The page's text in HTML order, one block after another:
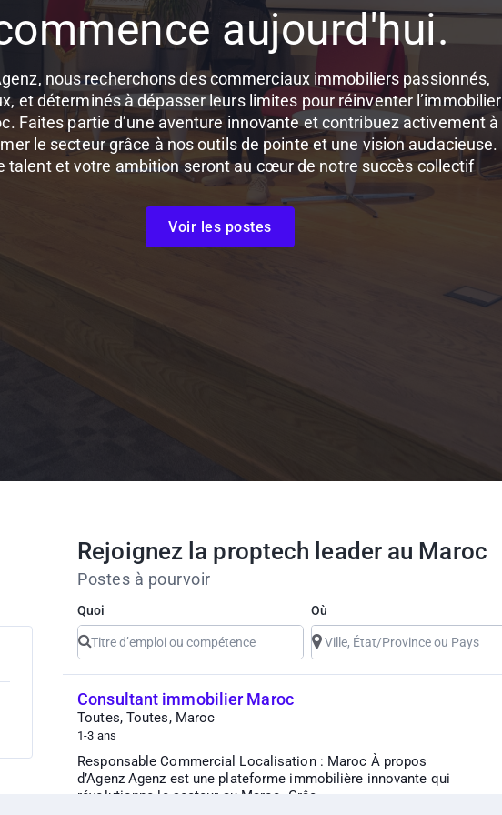
aujourd'hui.
nous recherchons des commerciaux immobiliers passionnés,
et déterminés à dépasser leurs limites pour réinventer l’immobilier
Faites partie d’une aventure innovante et contribuez activement à
le secteur grâce à nos outils de pointe et une vision audacieuse.
talent et votre ambition seront au cœur de notre succès collectif
Voir les postes
Rejoignez la proptech leader au Maroc
Postes à pourvoir
Quoi
Où
Consultant immobilier Maroc
Toutes, Toutes, Maroc
1-3 ans
Responsable Commercial Localisation : Maroc À propos
d’Agenz Agenz est une plateforme immobilière innovante qui
révolutionne le secteur au Maroc. Grâc...